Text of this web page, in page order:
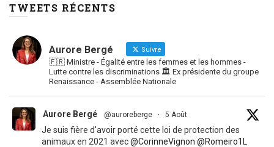
TWEETS RÉCENTS
Aurore Bergé Suivre
🇫🇷 Ministre - Égalité entre les femmes et les hommes -
Lutte contre les discriminations 🏛 Ex présidente du groupe
Renaissance - Assemblée Nationale
Aurore Bergé @auroreberge · 5 Août
Je suis fière d'avoir porté cette loi de protection des
animaux en 2021 avec@CorinneVignon @Romeiro1L